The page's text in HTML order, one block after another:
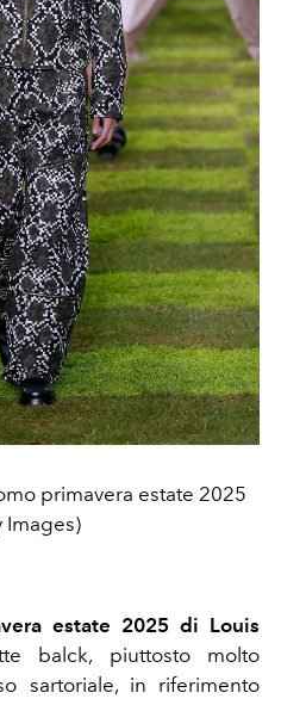
primavera estate 2025
Images)
estate 2025 di Louis
balck, piuttosto molto
sartoriale, in riferimento